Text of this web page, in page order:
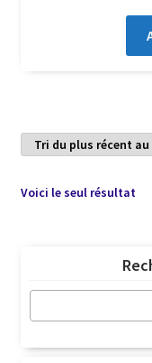
Voici le seul résultat